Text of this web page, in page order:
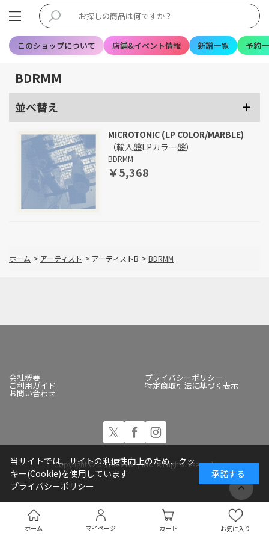
このショップについて 店舗&イベント情報 新譜一覧 予約
ホーム マイページ カート お気に入り
BDRMM
並べ替え
MICROTONIC (LP COLOR/MARBLE)
（輸入盤LPカラー盤）
BDRMM
￥5,368
ホーム > アーティスト > アーティストB > BDRMM
会社概要 プライバシーポリシー
ご利用ガイド 特定商取引法に基づく表示
お問い合わせ
Copyright © ULTRA-VYBE, INC. All rights reserved.
当サイトでは、サイトの利便性向上のため、クッ
キー(Cookie)を使用しています
プライバシーポリシー
承諾する